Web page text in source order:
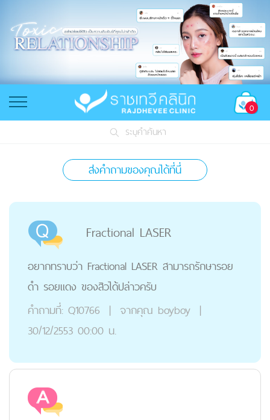
0
ระบุคำค้นหา
ส่งคำถามของคุณได้ที่นี่
Fractional LASER
อยากทราบว่า Fractional LASER สามารถรักษารอย
ดำ รอยแดง ของสิวได้ปล่าวครับ
คำถามที่: Q10766 | จากคุณ boyboy |
30/12/2553 00:00 น.